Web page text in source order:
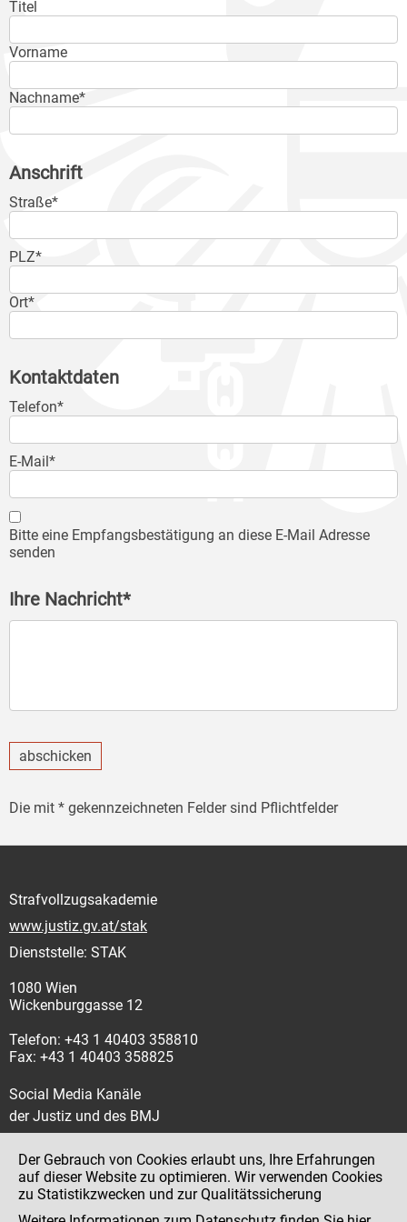
Titel
Vorname
Nachname*
Anschrift
Straße*
PLZ*
Ort*
Kontaktdaten
Telefon*
E-Mail*
Bitte eine Empfangsbestätigung an diese E-Mail Adresse
senden
Ihre Nachricht*
abschicken
Die mit * gekennzeichneten Felder sind Pflichtfelder
Strafvollzugsakademie
www.justiz.gv.at/stak
Dienststelle: STAK
1080 Wien
Wickenburggasse 12
Telefon: +43 1 40403 358810
Fax: +43 1 40403 358825
Social Media Kanäle
der Justiz und des BMJ
Impressum
Der Gebrauch von Cookies erlaubt uns, Ihre Erfahrungen
auf dieser Website zu optimieren. Wir verwenden Cookies
zu Statistikzwecken und zur Qualitätssicherung